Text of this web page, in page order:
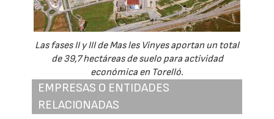
Las fases II y III de Mas les Vinyes aportan un total
de 39,7 hectáreas de suelo para actividad
económica en Torelló.
EMPRESAS O ENTIDADES
RELACIONADAS